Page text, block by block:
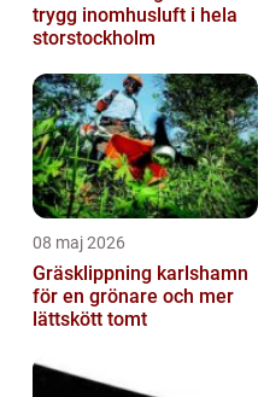
trygg inomhusluft i hela
storstockholm
08 maj 2026
Gräsklippning karlshamn
för en grönare och mer
lättskött tomt